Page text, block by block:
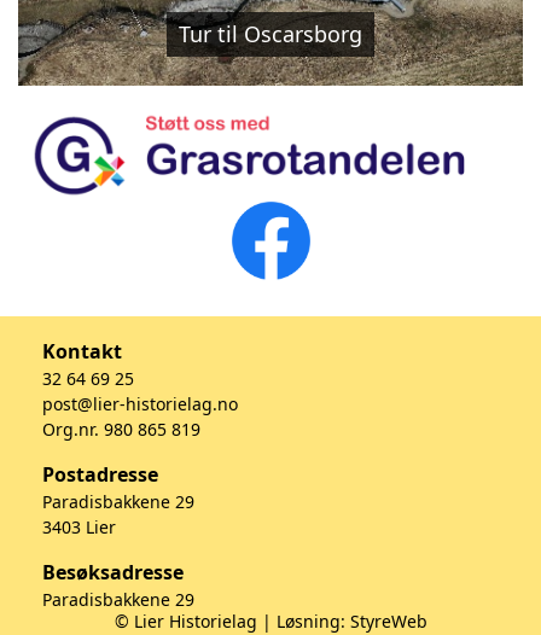
Tur til Oscarsborg
Kontakt
32 64 69 25
post@lier-historielag.no
Org.nr. 980 865 819
Postadresse
Paradisbakkene 29
3403 Lier
Besøksadresse
Paradisbakkene 29
3403 Lier© Lier Historielag | Løsning: StyreWeb